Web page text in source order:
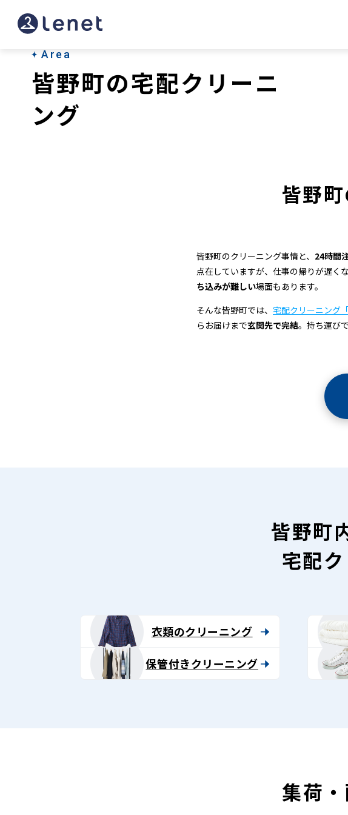
皆
野
Area
皆野町の宅配クリーニ
ング
皆野
皆野町のクリーニング事情と、 24時間
点在していますが、仕事の帰りが遅く
ち込みが難しい場面もあります。
そんな皆野町では、 宅配クリーニング
らお届けまで玄関先で完結。持ち運び
皆野町
宅配
衣類のクリーニング
保管付きクリーニング
集荷